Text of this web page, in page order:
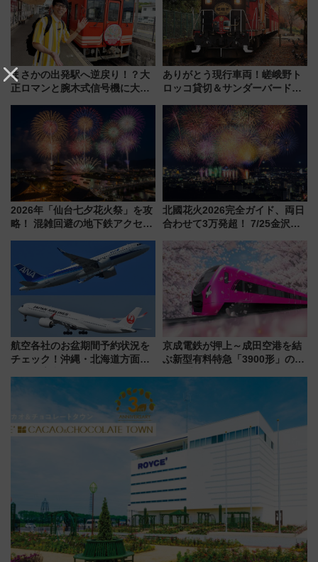
まさかの出発駅へ逆戻り！？大
正ロマンと腕木式信号機に大興
目の舞台は岐阜県の「明知鉄
道」
ありがとう現行車両！嵯峨野ト
ロッコ貸切＆サンダーバードレ
斉藤雪乃＆福原トシヒロと行
く！9月13日「京都の鉄道満喫
ツアー」開催
2026年「仙台七夕花火祭」を攻
略！ 混雑回避の地下鉄アクセス
火前に楽しむ仙台観光ルートま
で解説！
北國花火2026完全ガイド、両日
合わせて3万発超！ 7/25金沢大
会の日程・アクセス・観覧席ま
とめ（石川県）
航空各社のお盆期間予約状況を
チェック！沖縄・北海道方面は
京成電鉄が押上～成田空港を結
ぶ新型有料特急「3900形」のコ